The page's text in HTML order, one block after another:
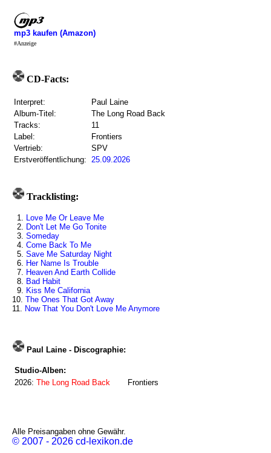
mp3 kaufen (Amazon)
#Anzeige
CD-Facts:
Interpret:
Paul Laine
Album-Titel:
The Long Road Back
Tracks:
11
Label:
Frontiers
Vertrieb:
SPV
Erstveröffentlichung: 25.09.2026
Tracklisting:
1. Love Me Or Leave Me
2. Don't Let Me Go Tonite
3. Someday
4. Come Back To Me
5. Save Me Saturday Night
6. Her Name Is Trouble
7. Heaven And Earth Collide
8. Bad Habit
9. Kiss Me California
10. The Ones That Got Away
11. Now That You Don't Love Me Anymore
Paul Laine - Discographie:
Studio-Alben:
2026: The Long Road Back Frontiers
Alle Preisangaben ohne Gewähr.
© 2007 - 2026 cd-lexikon.de